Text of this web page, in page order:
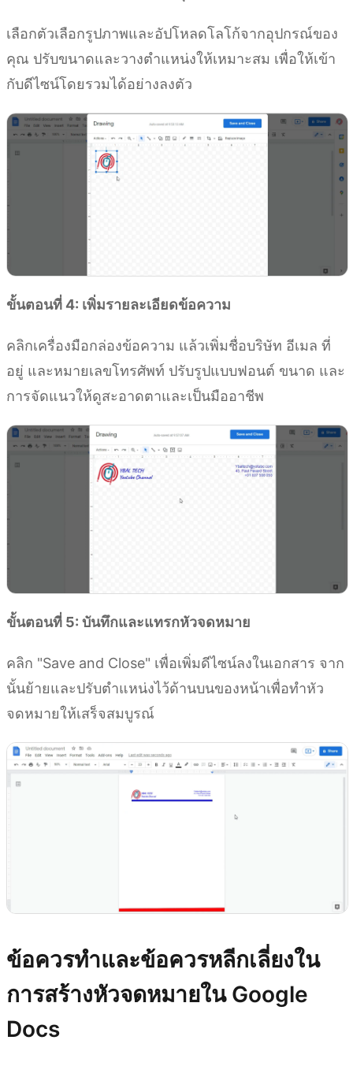
เลือกตัวเลือกรูปภาพและอัปโหลดโลโก้จากอุปกรณ์ของ
คุณ ปรับขนาดและวางตำแหน่งให้เหมาะสม เพื่อให้เข้า
กับดีไซน์โดยรวมได้อย่างลงตัว
ขั้นตอนที่ 4: เพิ่มรายละเอียดข้อความ
คลิกเครื่องมือกล่องข้อความ แล้วเพิ่มชื่อบริษัท อีเมล ที่
อยู่ และหมายเลขโทรศัพท์ ปรับรูปแบบฟอนต์ ขนาด และ
การจัดแนวให้ดูสะอาดตาและเป็นมืออาชีพ
ขั้นตอนที่ 5: บันทึกและแทรกหัวจดหมาย
คลิก "Save and Close" เพื่อเพิ่มดีไซน์ลงในเอกสาร จาก
นั้นย้ายและปรับตำแหน่งไว้ด้านบนของหน้าเพื่อทำหัว
จดหมายให้เสร็จสมบูรณ์
ข้อควรทำและข้อควรหลีกเลี่ยงใน
การสร้างหัวจดหมายใน Google
Docs